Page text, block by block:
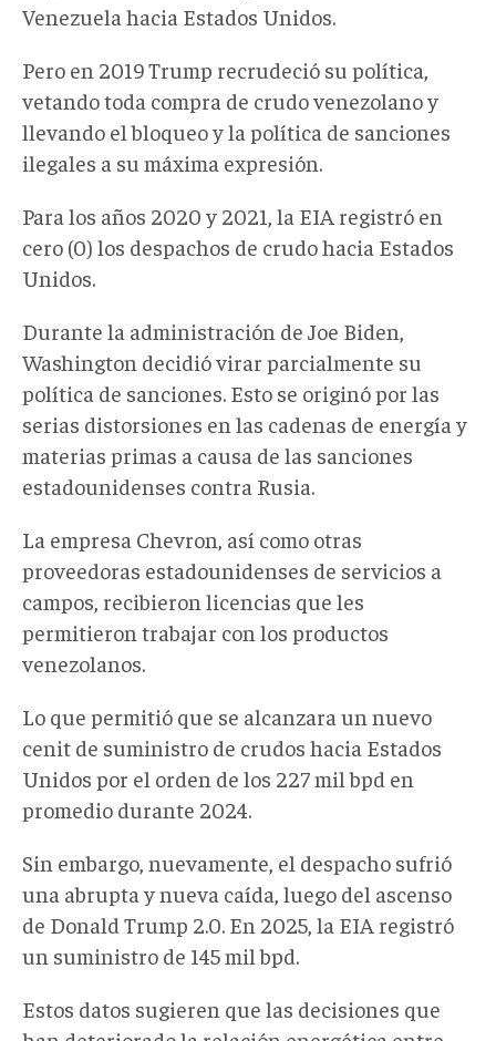
Venezuela hacia Estados Unidos.
Pero en 2019 Trump recrudeció su política,
vetando toda compra de crudo venezolano y
llevando el bloqueo y la política de sanciones
ilegales a su máxima expresión.
Para los años 2020 y 2021, la EIA registró en
cero (0) los despachos de crudo hacia Estados
Unidos.
Durante la administración de Joe Biden,
Washington decidió virar parcialmente su
política de sanciones. Esto se originó por las
serias distorsiones en las cadenas de energía y
materias primas a causa de las sanciones
estadounidenses contra Rusia.
La empresa Chevron, así como otras
proveedoras estadounidenses de servicios a
campos, recibieron licencias que les
permitieron trabajar con los productos
venezolanos.
Lo que permitió que se alcanzara un nuevo
cenit de suministro de crudos hacia Estados
Unidos por el orden de los 227 mil bpd en
promedio durante 2024.
Sin embargo, nuevamente, el despacho sufrió
una abrupta y nueva caída, luego del ascenso
de Donald Trump 2.0. En 2025, la EIA registró
un suministro de 145 mil bpd.
Estos datos sugieren que las decisiones que